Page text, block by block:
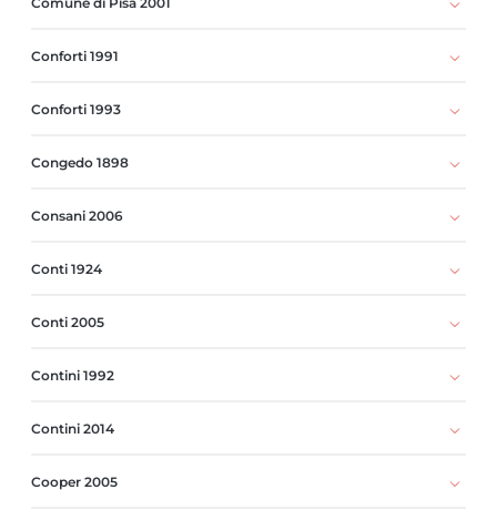
Conforti 1991
Conforti 1993
Congedo 1898
Consani 2006
Conti 1924
Conti 2005
Contini 1992
Contini 2014
Cooper 2005